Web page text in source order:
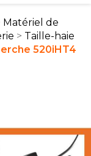
Matériel de
Taille-haie
520iHT4